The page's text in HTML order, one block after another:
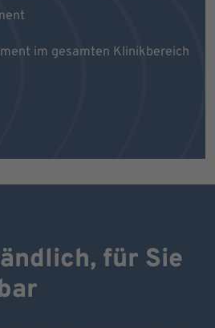
im gesamten Klinikbereich
für Sie